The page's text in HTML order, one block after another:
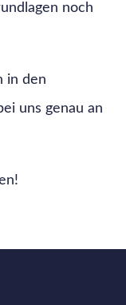
noch
in den
uns genau an